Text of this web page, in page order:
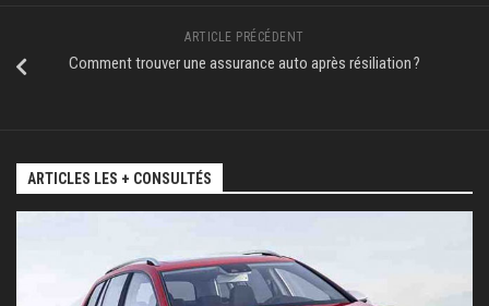
ARTICLE PRÉCÉDENT
Comment trouver une assurance auto après résiliation ?
ARTICLES LES + CONSULTÉS